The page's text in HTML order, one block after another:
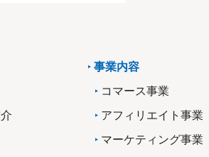
事業内容
コマース事業
アフィリエイト事業
マーケティング事業